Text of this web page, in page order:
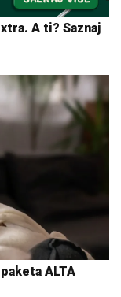
A ti? Saznaj
ALTA